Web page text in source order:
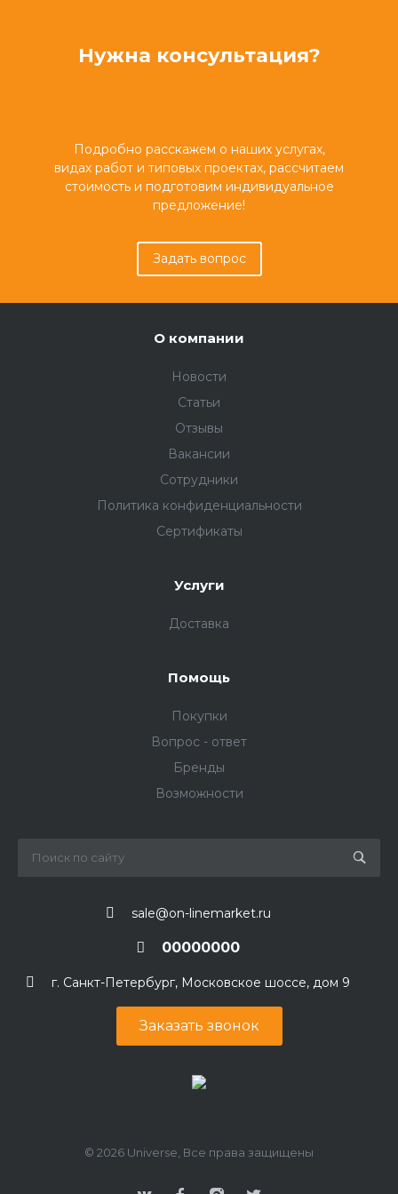
Нужна консультация?
Подробно расскажем о наших услугах,
видах работ и типовых проектах, рассчитаем
стоимость и подготовим индивидуальное
предложение!
Задать вопрос
О компании
Новости
Статьи
Отзывы
Вакансии
Сотрудники
Политика конфиденциальности
Сертификаты
Услуги
Доставка
Помощь
Покупки
Вопрос - ответ
Бренды
Возможности
sale@on-linemarket.ru
00000000
г. Санкт-Петербург, Московское шоссе, дом 9
Заказать звонок
© 2026 Universe, Все права защищены